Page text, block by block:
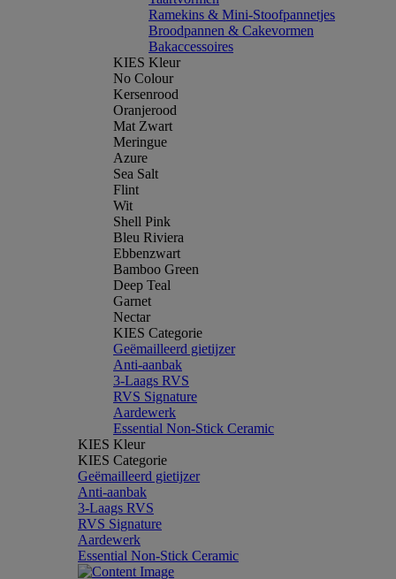
Ramekins & Mini-Stoofpannetjes
Broodpannen & Cakevormen
Bakaccessoires
KIES Kleur
No Colour
Kersenrood
Oranjerood
Mat Zwart
Meringue
Azure
Sea Salt
Flint
Wit
Shell Pink
Bleu Riviera
Ebbenzwart
Bamboo Green
Deep Teal
Garnet
Nectar
KIES Categorie
Geëmailleerd gietijzer
Anti-aanbak
3-Laags RVS
RVS Signature
Aardewerk
Essential Non-Stick Ceramic
KIES Kleur
KIES Categorie
Geëmailleerd gietijzer
Anti-aanbak
3-Laags RVS
RVS Signature
Aardewerk
Essential Non-Stick Ceramic